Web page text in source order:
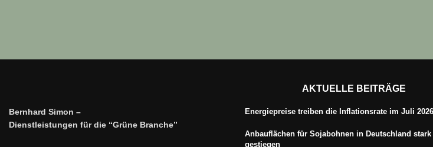
Bernhard Simon –
Dienstleistungen für die “Grüne Branche”
AKTUELLE BEITRÄGE
Energiepreise treiben die Inflationsrate im Juli
Anbauflächen für Sojabohnen in Deutschland stark
gestiegen